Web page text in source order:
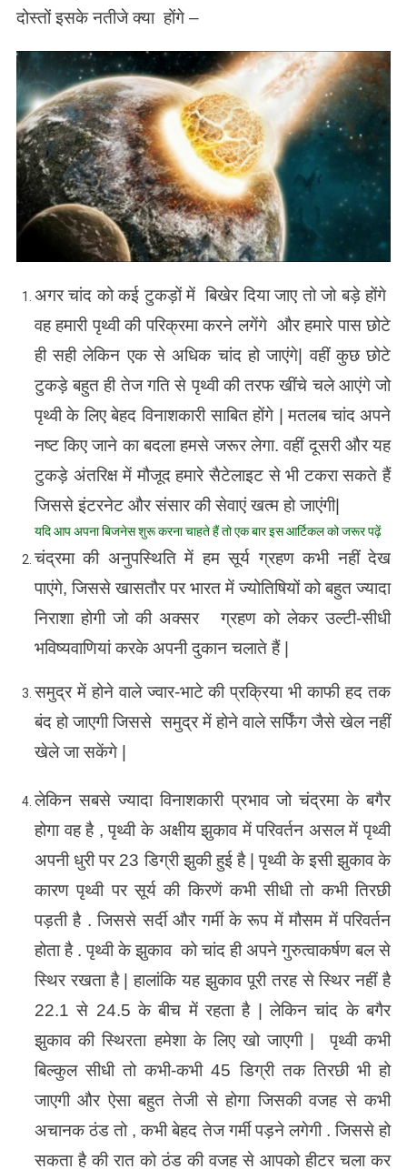
दोस्तों इसके नतीजे क्या होंगे –
अगर चांद को कई टुकड़ों में बिखेर दिया जाए तो जो बड़े होंगे
वह हमारी पृथ्वी की परिक्रमा करने लगेंगे और हमारे पास छोटे
ही सही लेकिन एक से अधिक चांद हो जाएंगे| वहीं कुछ छोटे
टुकड़े बहुत ही तेज गति से पृथ्वी की तरफ खींचे चले आएंगे जो
पृथ्वी के लिए बेहद विनाशकारी साबित होंगे | मतलब चांद अपने
नष्ट किए जाने का बदला हमसे जरूर लेगा. वहीं दूसरी और यह
टुकड़े अंतरिक्ष में मौजूद हमारे सैटेलाइट से भी टकरा सकते हैं
जिससे इंटरनेट और संसार की सेवाएं खत्म हो जाएंगी|
यदि आप अपना बिजनेस शुरू करना चाहते हैं तो एक बार इस आर्टिकल को जरूर पढ़ें
चंद्रमा की अनुपस्थिति में हम सूर्य ग्रहण कभी नहीं देख
पाएंगे, जिससे खासतौर पर भारत में ज्योतिषियों को बहुत ज्यादा
निराशा होगी जो की अक्सर ग्रहण को लेकर उल्टी-सीधी
भविष्यवाणियां करके अपनी दुकान चलाते हैं |
समुद्र में होने वाले ज्वार-भाटे की प्रक्रिया भी काफी हद तक
बंद हो जाएगी जिससे समुद्र में होने वाले सर्फिंग जैसे खेल नहीं
खेले जा सकेंगे |
लेकिन सबसे ज्यादा विनाशकारी प्रभाव जो चंद्रमा के बगैर
होगा वह है , पृथ्वी के अक्षीय झुकाव में परिवर्तन असल में पृथ्वी
अपनी धुरी पर 23 डिग्री झुकी हुई है | पृथ्वी के इसी झुकाव के
कारण पृथ्वी पर सूर्य की किरणें कभी सीधी तो कभी तिरछी
पड़ती है . जिससे सर्दी और गर्मी के रूप में मौसम में परिवर्तन
होता है . पृथ्वी के झुकाव को चांद ही अपने गुरुत्वाकर्षण बल से
स्थिर रखता है | हालांकि यह झुकाव पूरी तरह से स्थिर नहीं है
22.1 से 24.5 के बीच में रहता है | लेकिन चांद के बगैर
झुकाव की स्थिरता हमेशा के लिए खो जाएगी | पृथ्वी कभी
बिल्कुल सीधी तो कभी-कभी 45 डिग्री तक तिरछी भी हो
जाएगी और ऐसा बहुत तेजी से होगा जिसकी वजह से कभी
अचानक ठंड तो , कभी बेहद तेज गर्मी पड़ने लगेगी . जिससे हो
सकता है की रात को ठंड की वजह से आपको हीटर चला कर